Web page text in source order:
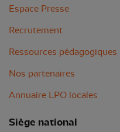
Espace Presse
Recrutement
Ressources pédagogiques
Nos partenaires
Annuaire LPO locales
Siège national